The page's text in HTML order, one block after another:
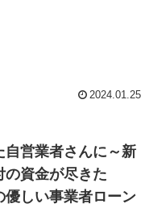
2024.01.25
自営業者さんに～新
の資金が尽きた
優しい事業者ローン